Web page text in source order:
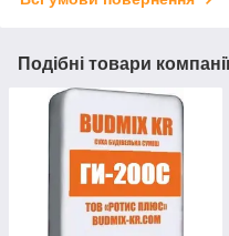
Подібні товари